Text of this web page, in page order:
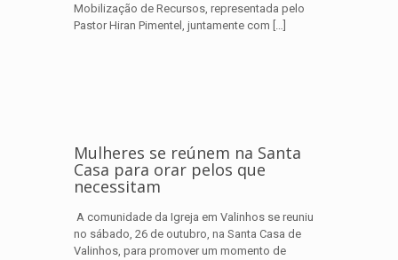
Mobilização de Recursos, representada pelo
Pastor Hiran Pimentel, juntamente com […]
Mulheres se reúnem na Santa
Casa para orar pelos que
necessitam
A comunidade da Igreja em Valinhos se reuniu
no sábado, 26 de outubro, na Santa Casa de
Valinhos, para promover um momento de